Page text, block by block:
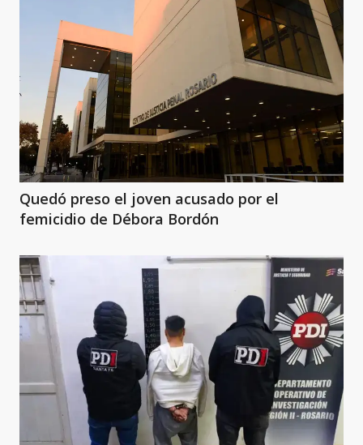
Quedó preso el joven acusado por el
femicidio de Débora Bordón